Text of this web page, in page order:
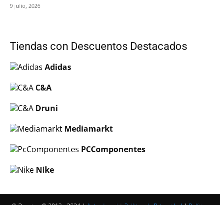
9 julio, 2026
Tiendas con Descuentos Destacados
Adidas
C&A
Druni
Mediamarkt
PCComponentes
Nike